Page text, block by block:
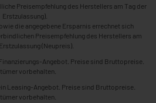
Preisempfehlung des Herstellers am Tag der
Erstzulassung).
die angegebene Ersparnis errechnet sich
Preisempfehlung des Herstellers am
(Neupreis).
Angebot. Preise sind Bruttopreise.
vorbehalten.
Leasing-Angebot. Preise sind Bruttopreise.
vorbehalten.